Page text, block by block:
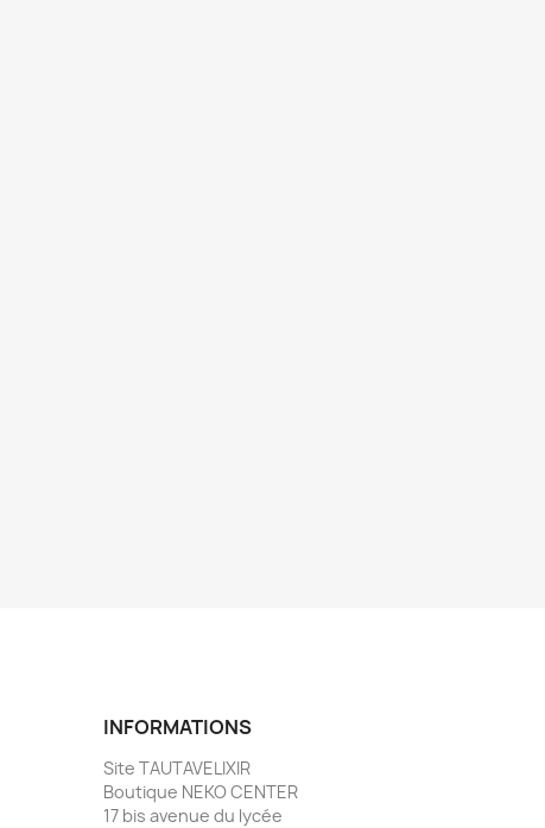
INFORMATIONS
Site TAUTAVELIXIR
Boutique NEKO CENTER
17 bis avenue du lycée